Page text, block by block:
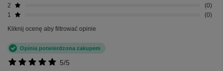
2
0
1
0
Kliknij ocenę aby filtrować opinie
5/5
Opinia potwierdzona zakupem